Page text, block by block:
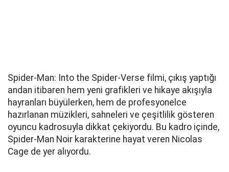
Spider-Man: Into the Spider-Verse filmi, çıkış yaptığı
andan itibaren hem yeni grafikleri ve hikaye akışıyla
hayranları büyülerken, hem de profesyonelce
hazırlanan müzikleri, sahneleri ve çeşitlilik gösteren
oyuncu kadrosuyla dikkat çekiyordu. Bu kadro içinde,
Spider-Man Noir karakterine hayat veren Nicolas
Cage de yer alıyordu.